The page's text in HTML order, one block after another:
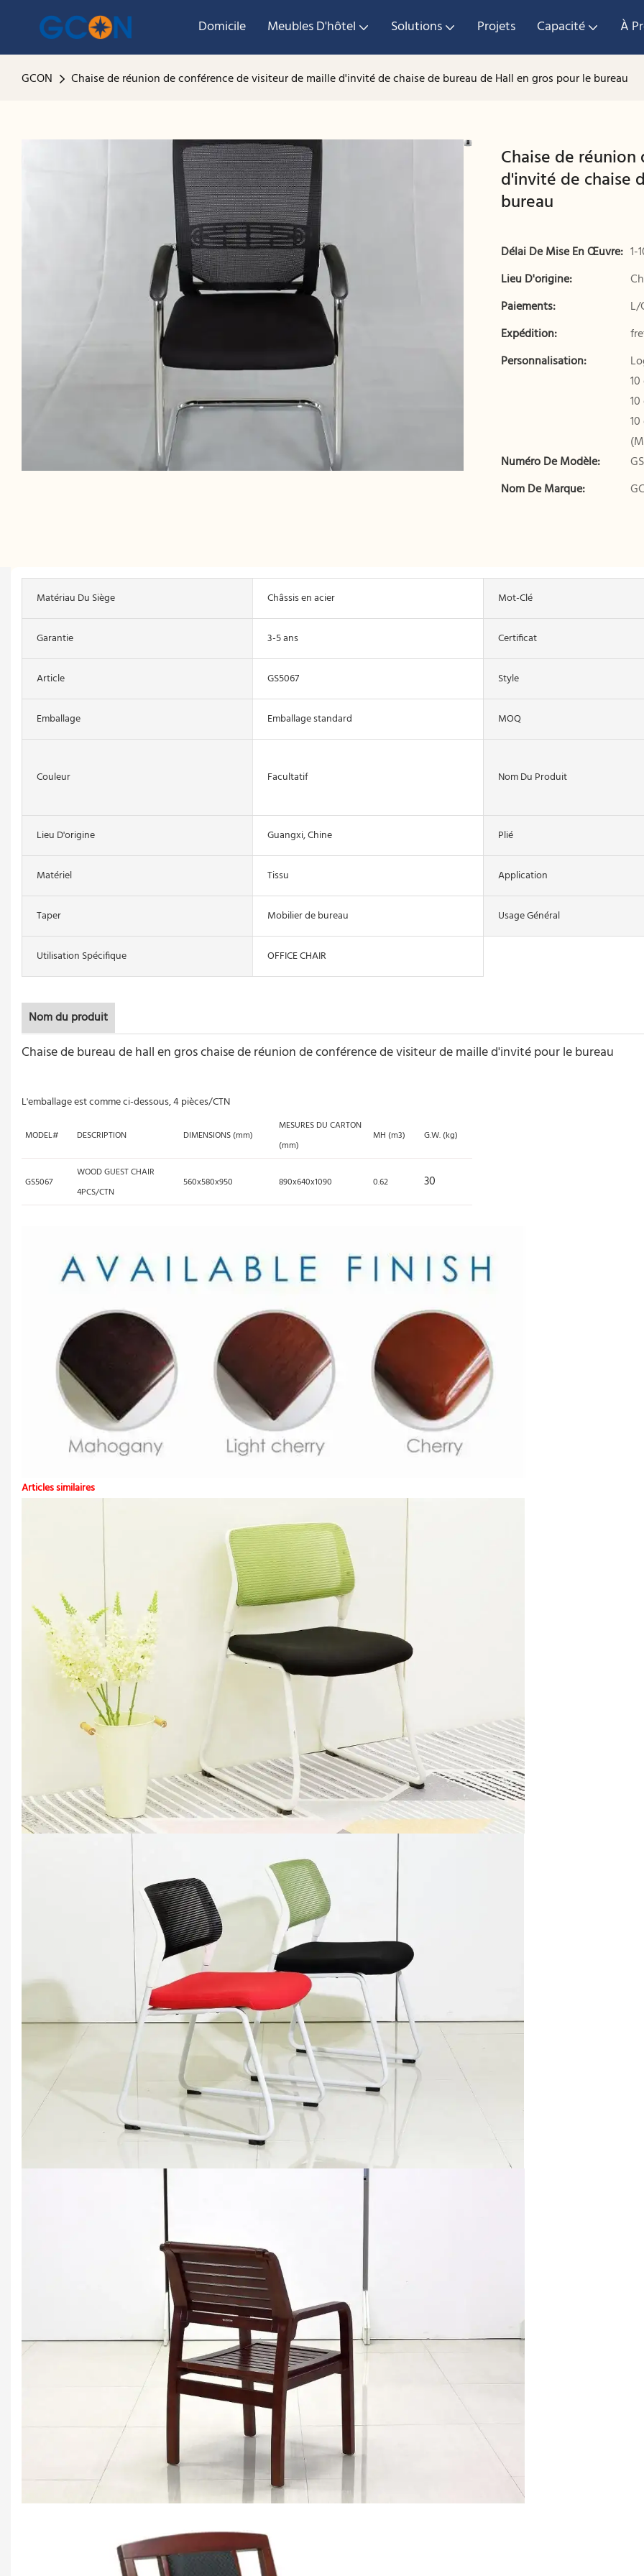
Domicile Meubles D'hôtel Solutions Projets Capacité À
GCON Chaise de réunion de conférence de visiteur de maille d'invité de chaise de bureau de Hall en gros pour le bureau
Chaise de
d'invité de chaise
bureau
Délai De Mise En Œuvre: 1-
Lieu D'origine:
Paiements:
L/
Expédition:
Personnalisation:
Numéro De Modèle:
Nom De Marque:
Matériau Du Siège Châssis en acier Mot-Clé
Garantie 3-5 ans Certificat
Article GS5067 Style
Emballage Emballage standard MOQ
Couleur Facultatif Nom Du Produit
Lieu D'origine Guangxi, Chine Plié
Matériel Tissu Application
Taper Mobilier de bureau Usage Général
Utilisation Spécifique OFFICE CHAIR
Nom du produit
Chaise de bureau de hall en gros chaise de réunion de conférence de visiteur de maille d'invité pour le bureau
L'emballage est comme ci-dessous, 4 pièces/CTN
MODEL# DESCRIPTION DIMENSIONS (mm)
MESURES DU CARTON
(mm)
MH (m3) G.W. (kg)
GS5067
WOOD GUEST CHAIR
4PCS/CTN
560x580x950 890x640x1090 0.62 30
Articles similaires